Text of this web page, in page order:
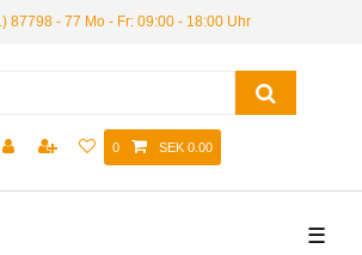
87798 - 77 Mo - Fr: 09:00 - 18:00 Uhr
0 SEK 0.00
☰